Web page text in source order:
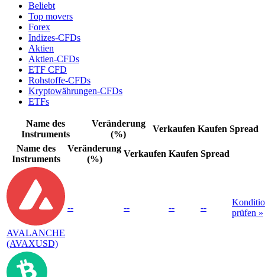
Beliebt
Top movers
Forex
Indizes-CFDs
Aktien
Aktien-CFDs
ETF CFD
Rohstoffe-CFDs
Kryptowährungen-CFDs
ETFs
Name des
Instruments
Veränderung
(%)
Verkaufen Kaufen Spread
Name des
Instruments
Veränderung
(%)
Verkaufen Kaufen Spread
AVALANCHE
(AVAXUSD)
-- -- -- --
prüfen »